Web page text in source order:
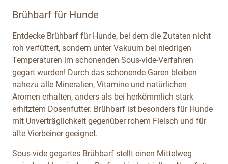
Brühbarf für Hunde
Entdecke Brühbarf für Hunde, bei dem die Zutaten nicht
roh verfüttert, sondern unter Vakuum bei niedrigen
Temperaturen im schonenden Sous-vide-Verfahren
gegart wurden! Durch das schonende Garen bleiben
nahezu alle Mineralien, Vitamine und natürlichen
Aromen erhalten, anders als bei herkömmlich stark
erhitztem Dosenfutter. Brühbarf ist besonders für Hunde
mit Unverträglichkeit gegenüber rohem Fleisch und für
alte Vierbeiner geeignet.
Sous-vide gegartes Brühbarf stellt einen Mittelweg